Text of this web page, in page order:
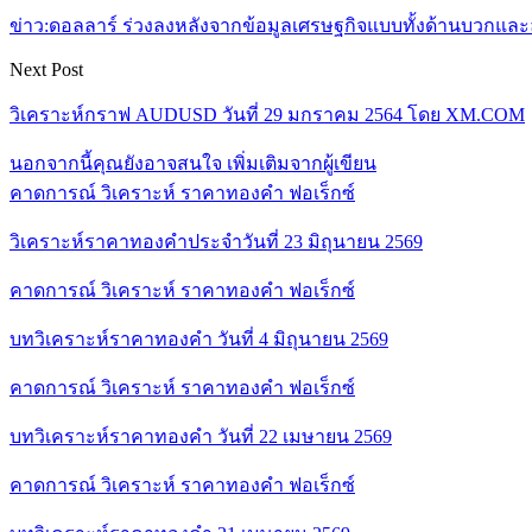
ข่าว:ดอลลาร์ ร่วงลงหลังจากข้อมูลเศรษฐกิจแบบทั้งด้านบวกแล
Next Post
วิเคราะห์กราฟ AUDUSD วันที่ 29 มกราคม 2564 โดย XM.COM
นอกจากนี้คุณยังอาจสนใจ เพิ่มเติมจากผู้เขียน
คาดการณ์ วิเคราะห์ ราคาทองคำ ฟอเร็กซ์
วิเคราะห์ราคาทองคำประจำวันที่ 23 มิถุนายน 2569
คาดการณ์ วิเคราะห์ ราคาทองคำ ฟอเร็กซ์
บทวิเคราะห์ราคาทองคำ วันที่ 4 มิถุนายน 2569
คาดการณ์ วิเคราะห์ ราคาทองคำ ฟอเร็กซ์
บทวิเคราะห์ราคาทองคำ วันที่ 22 เมษายน 2569
คาดการณ์ วิเคราะห์ ราคาทองคำ ฟอเร็กซ์